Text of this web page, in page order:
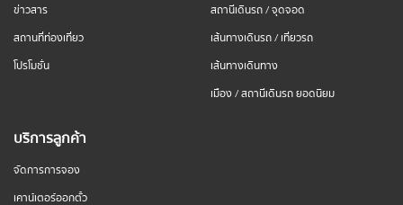
ข่าวสาร
สถานที่ท่องเที่ยว
โปรโมชั่น
สถานีเดินรถ / จุดจอด
เส้นทางเดินรถ / เที่ยวรถ
เส้นทางเดินทาง
เมือง / สถานีเดินรถ ยอดนิยม
บริการลูกค้า
จัดการการจอง
เคาน์เตอร์ออกตั๋ว